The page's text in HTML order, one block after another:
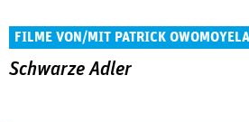
FILME VON/MIT PATRICK OWOMOYELA
Schwarze Adler